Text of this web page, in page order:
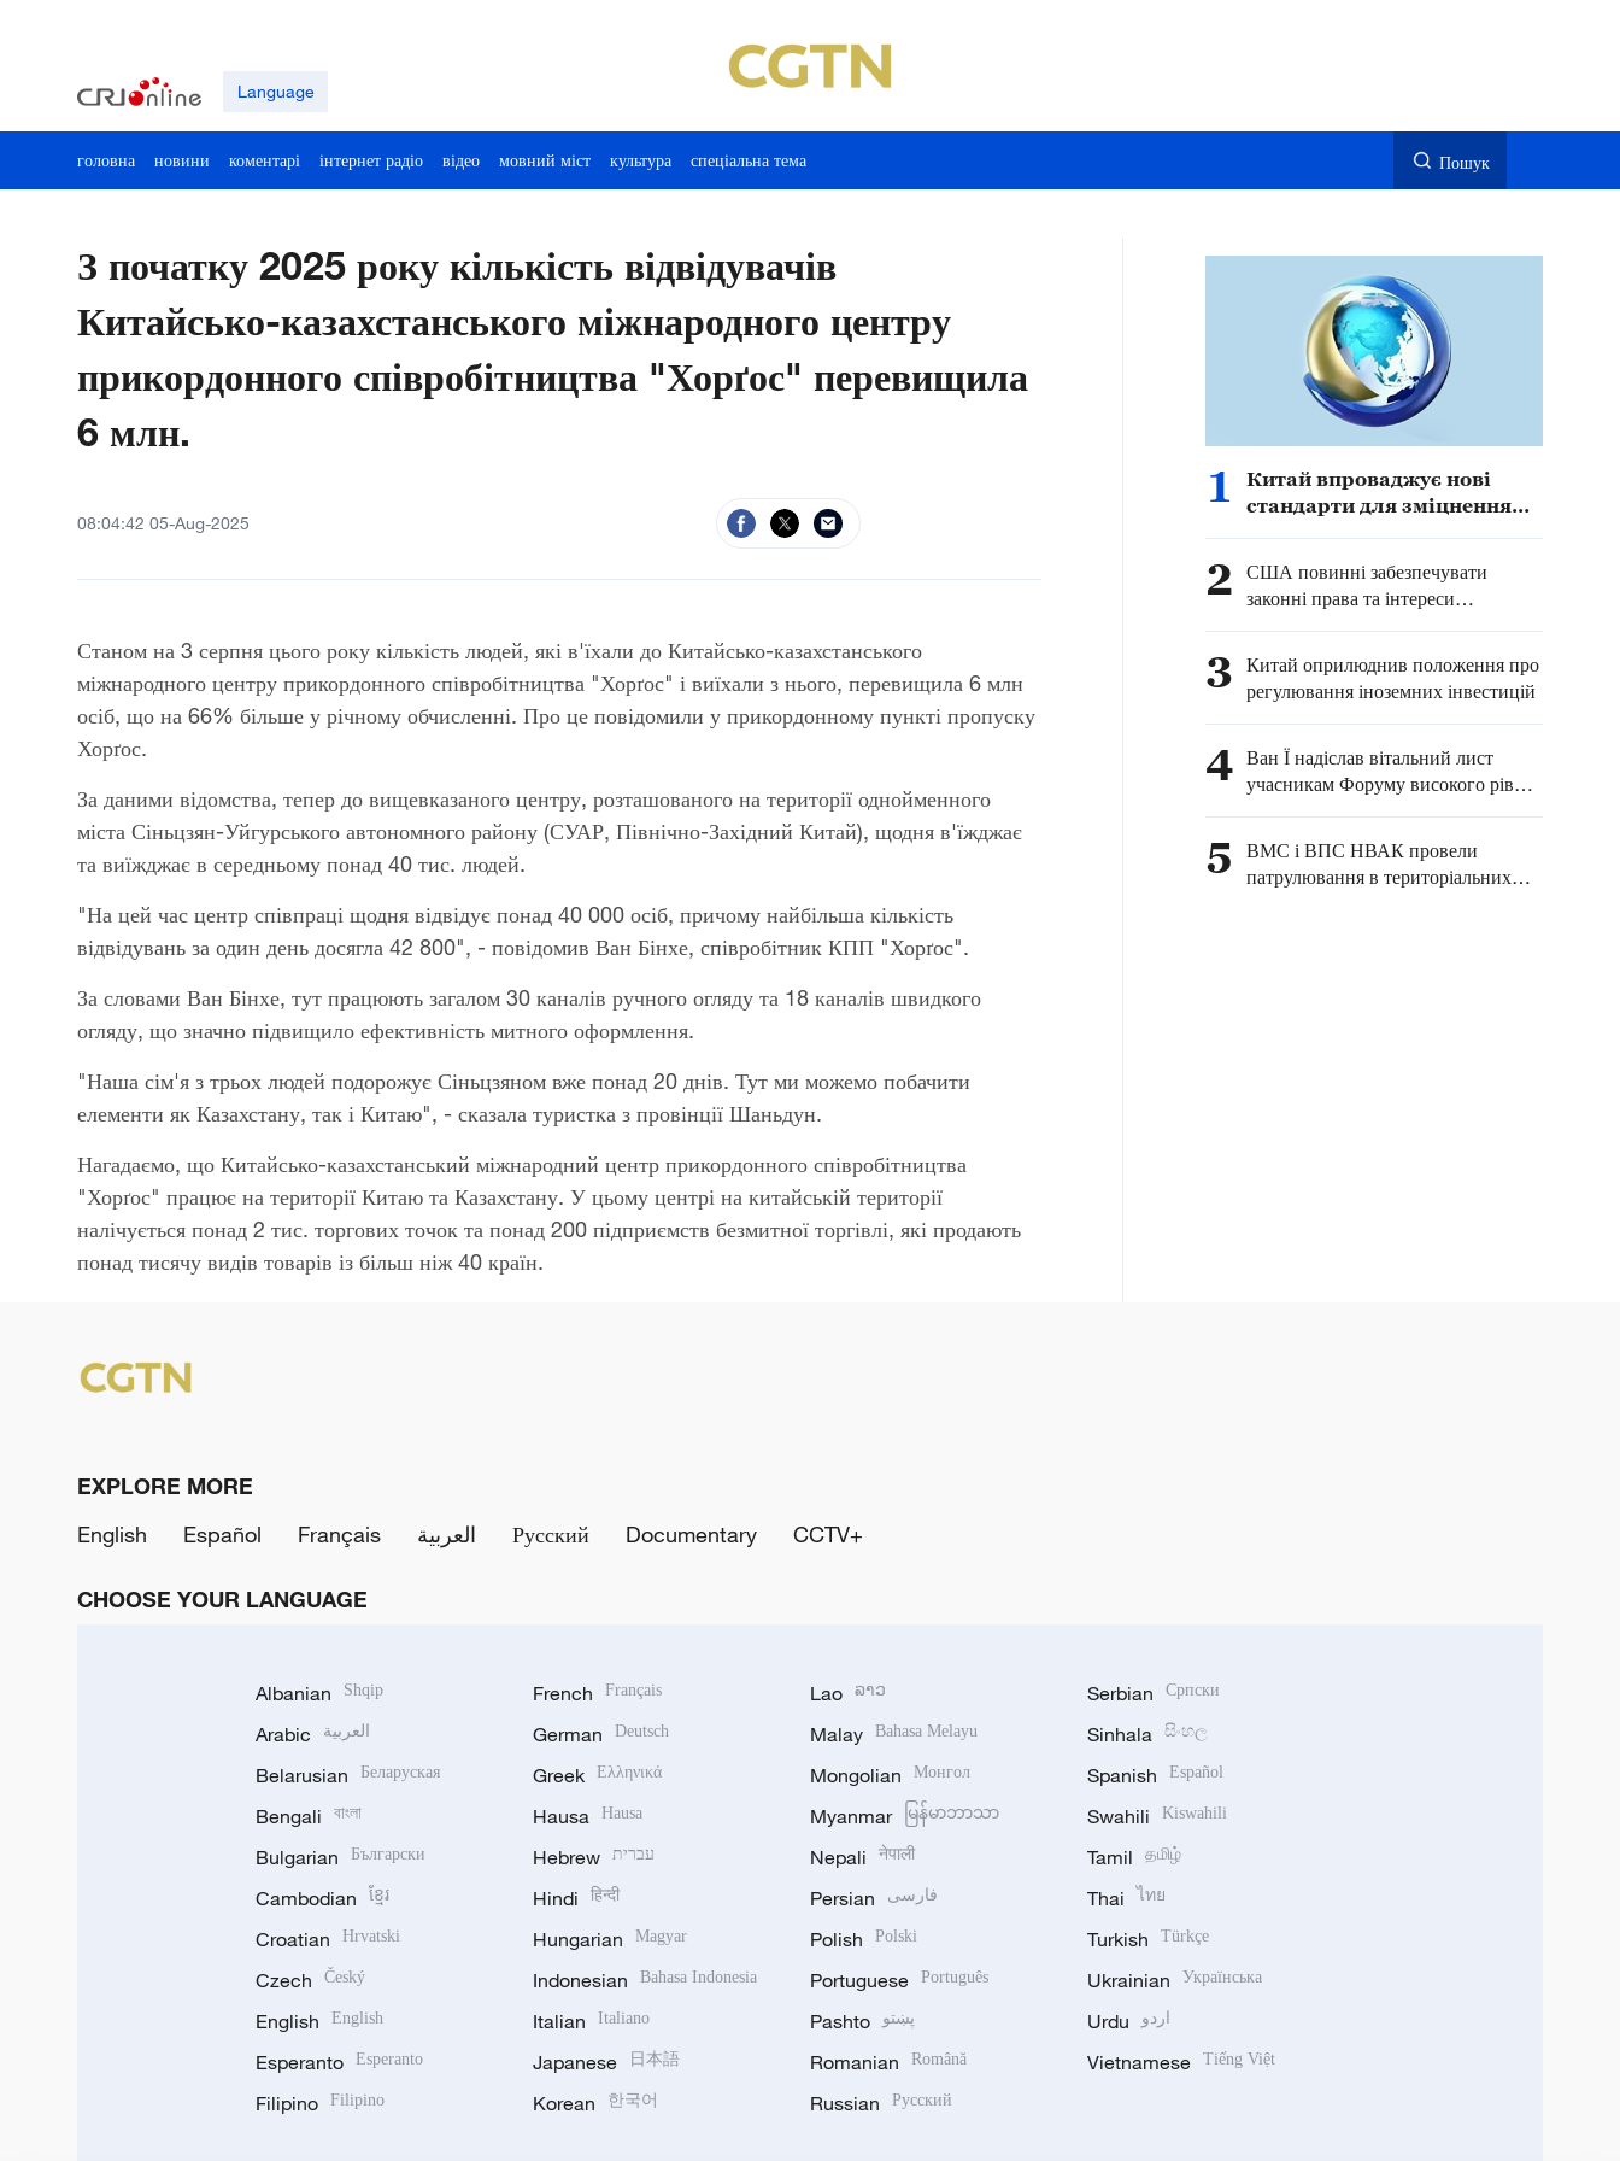
Language
головна новини коментарі інтернет радіо відео мовний міст культура спеціальна тема Пошук
З початку 2025 року кількість відвідувачів
Китайсько-казахстанського міжнародного центру
прикордонного співробітництва "Хорґос" перевищила
6 млн.
08:04:42 05-Aug-2025
Станом на 3 серпня цього року кількість людей, які в'їхали до Китайсько-казахстанського
міжнародного центру прикордонного співробітництва "Хорґос" і виїхали з нього, перевищила 6 млн
осіб, що на 66% більше у річному обчисленні. Про це повідомили у прикордонному пункті пропуску
Хорґос.
За даними відомства, тепер до вищевказаного центру, розташованого на території однойменного
міста Сіньцзян-Уйгурського автономного району (СУАР, Північно-Західний Китай), щодня в'їжджає
та виїжджає в середньому понад 40 тис. людей.
"На цей час центр співпраці щодня відвідує понад 40 000 осіб, причому найбільша кількість
відвідувань за один день досягла 42 800", - повідомив Ван Бінхе, співробітник КПП "Хорґос".
За словами Ван Бінхе, тут працюють загалом 30 каналів ручного огляду та 18 каналів швидкого
огляду, що значно підвищило ефективність митного оформлення.
"Наша сім'я з трьох людей подорожує Сіньцзяном вже понад 20 днів. Тут ми можемо побачити
елементи як Казахстану, так і Китаю", - сказала туристка з провінції Шаньдун.
Нагадаємо, що Китайсько-казахстанський міжнародний центр прикордонного співробітництва
"Хорґос" працює на території Китаю та Казахстану. У цьому центрі на китайській території
налічується понад 2 тис. торгових точок та понад 200 підприємств безмитної торгівлі, які продають
понад тисячу видів товарів із більш ніж 40 країн.
1
Китай впроваджує нові
стандарти для зміцнення
стимулювання економіки
2 США повинні забезпечувати
законні права та інтереси
китайських журналістів у
3 Китай оприлюднив положення про
регулювання іноземних інвестицій
4 Ван Ї надіслав вітальний лист
учасникам Форуму високого рівня
китайсько-російських аналітичних
5
ВМС і ВПС НВАК провели
патрулювання в територіальних
EXPLORE MORE
English
Español Français العربية Русский Documentary CCTV+
CHOOSE YOUR LANGUAGE
Albanian Shqip
Arabic العربية
Belarusian Беларуская
Bengali বাংলা
Bulgarian Български
Cambodian ខ្មែរ
Croatian Hrvatski
Czech Český
English English
Esperanto Esperanto
Filipino Filipino
French Français
German Deutsch
Greek Ελληνικά
Hausa Hausa
Hebrew עברית
Hindi हिन्दी
Hungarian Magyar
Indonesian Bahasa Indonesia
Italian Italiano
Japanese 日本語
Korean 한국어
Lao ລາວ
Malay Bahasa Melayu
Mongolian Монгол
Myanmar မြန်မာဘာသာ
Nepali नेपाली
Persian فارسی
Polish Polski
Portuguese Português
Pashto پښتو
Romanian Română
Russian Русский
Serbian Српски
Sinhala සිංහල
Spanish Español
Swahili Kiswahili
Tamil தமிழ்
Thai ไทย
Turkish Türkçe
Ukrainian Українська
Urdu اردو
Vietnamese Tiếng Việt